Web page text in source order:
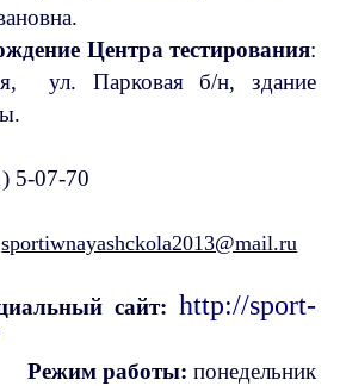
Ивановна.
Центра тестирования:
ул. Парковая б/н, здание
школы.
5-07-70
sportiwnayashckola2013@mail.ru
сайт: http://sport-
Режим работы:понедельник